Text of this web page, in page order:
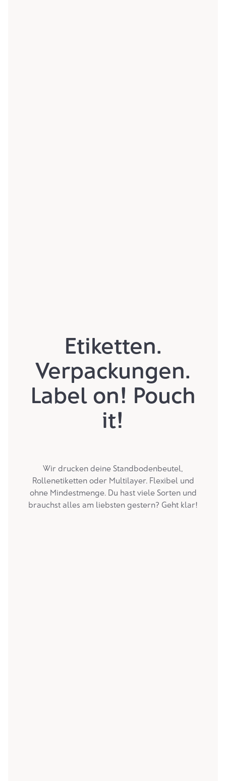
Etiketten.
Verpackungen.
Label on! Pouch
it!
Wir drucken deine Standbodenbeutel,
Rollenetiketten oder Multilayer. Flexibel und
ohne Mindestmenge. Du hast viele Sorten und
brauchst alles am liebsten gestern? Geht klar!